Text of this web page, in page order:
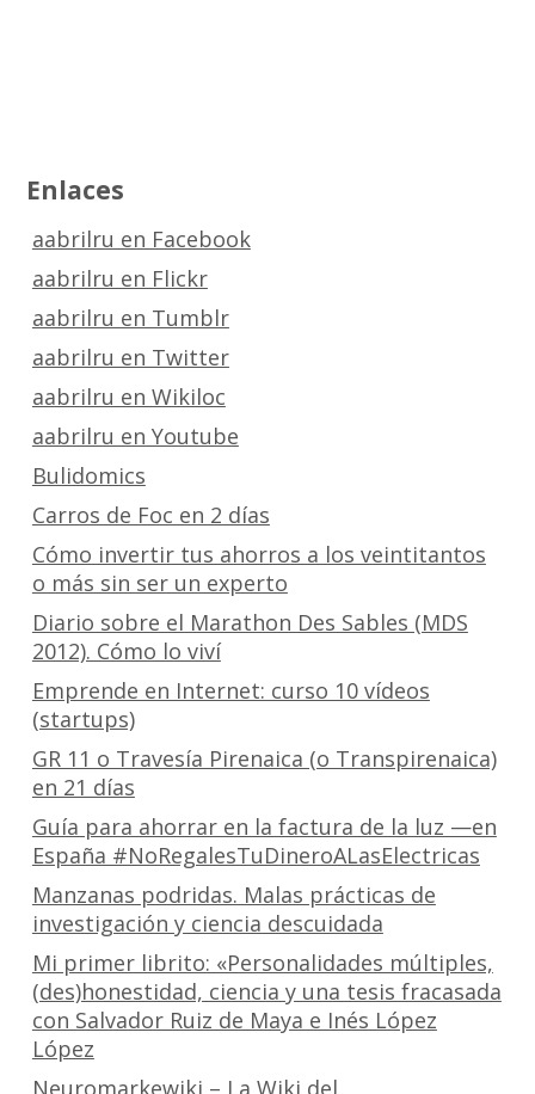
Enlaces
aabrilru en Facebook
aabrilru en Flickr
aabrilru en Tumblr
aabrilru en Twitter
aabrilru en Wikiloc
aabrilru en Youtube
Bulidomics
Carros de Foc en 2 días
Cómo invertir tus ahorros a los veintitantos
o más sin ser un experto
Diario sobre el Marathon Des Sables (MDS
2012). Cómo lo viví
Emprende en Internet: curso 10 vídeos
(startups)
GR 11 o Travesía Pirenaica (o Transpirenaica)
en 21 días
Guía para ahorrar en la factura de la luz —en
España #NoRegalesTuDineroALasElectricas
Manzanas podridas. Malas prácticas de
investigación y ciencia descuidada
Mi primer librito: «Personalidades múltiples,
(des)honestidad, ciencia y una tesis fracasada
con Salvador Ruiz de Maya e Inés López
López